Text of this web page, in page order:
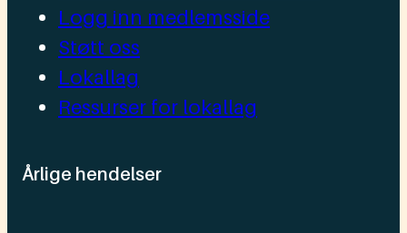
Logg inn medlemsside
Støtt oss
Lokallag
Ressurser for lokallag
Årlige hendelser